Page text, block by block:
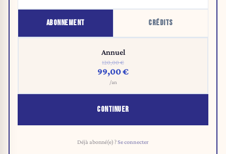
ABONNEMENT CRÉDITS
Annuel
120,00 €
99,00 €
/an
CONTINUER
Déjà abonné(e) ?Se connecter